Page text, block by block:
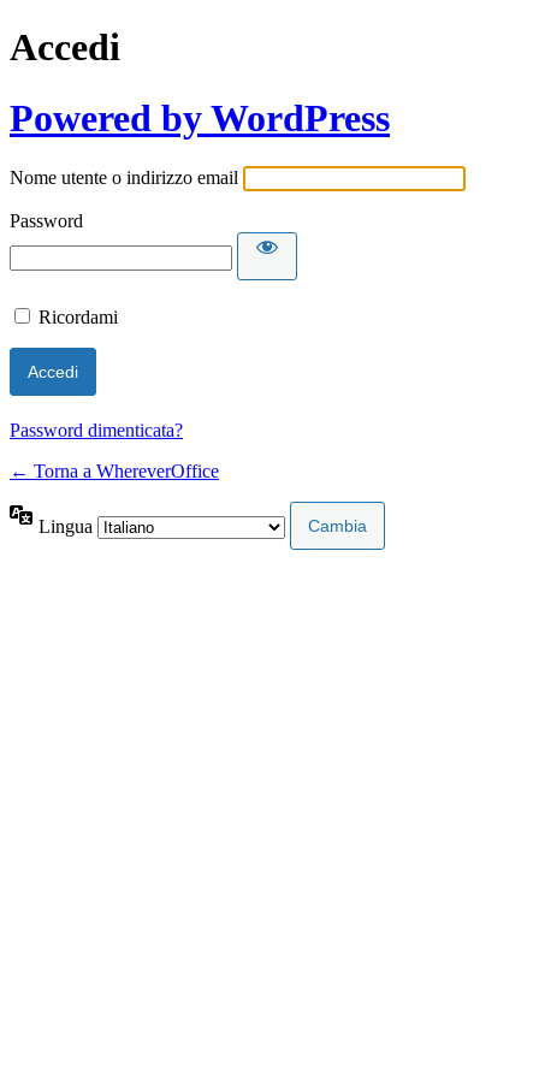
Accedi
Powered by WordPress
Nome utente o indirizzo email
Password
Ricordami
Password dimenticata?
← Torna a WhereverOffice
Lingua